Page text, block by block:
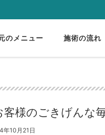
のメニュー 施術の流れ
客様のごきげんな
年10月21日